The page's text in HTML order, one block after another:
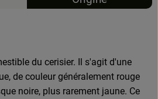
du cerisier. Il s'agit d'une
de couleur généralement rouge
noire, plus rarement jaune. Ce